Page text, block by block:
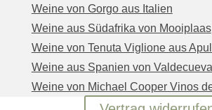
Weine von Gorgo aus Italien
Weine aus Südafrika von Mooiplaas
Weine von Tenuta Viglione aus
Weine aus Spanien von
Weine von Michael Cooper Vinos